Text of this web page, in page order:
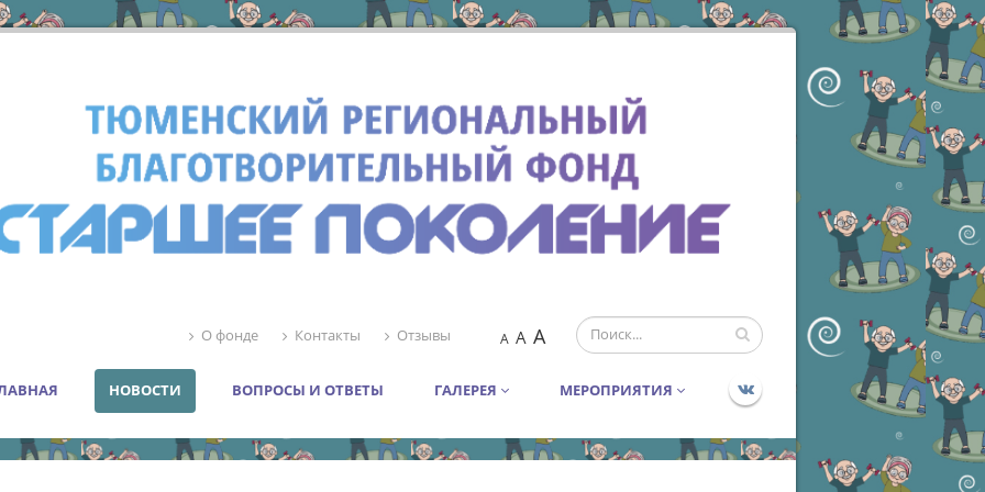
О фонде Контакты Отзывы A A A
НОВОСТИ ВОПРОСЫ И ОТВЕТЫ ГАЛЕРЕЯ МЕРОПРИЯТИЯ